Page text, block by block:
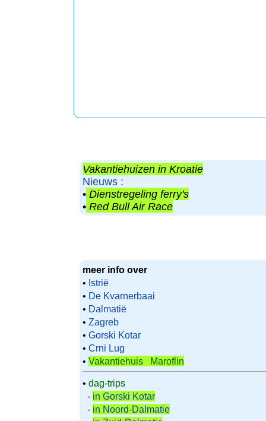
Vakantiehuizen in Kroatie
Nieuws :
• Dienstregeling ferry's
• Red Bull Air Race
meer info over
• Istrië
• De Kvarnerbaai
• Dalmatië
• Zagreb
• Gorski Kotar
• Crni Lug
• Vakantiehuis Maroflin
• dag-trips
- in Gorski Kotar
- in Noord-Dalmatie